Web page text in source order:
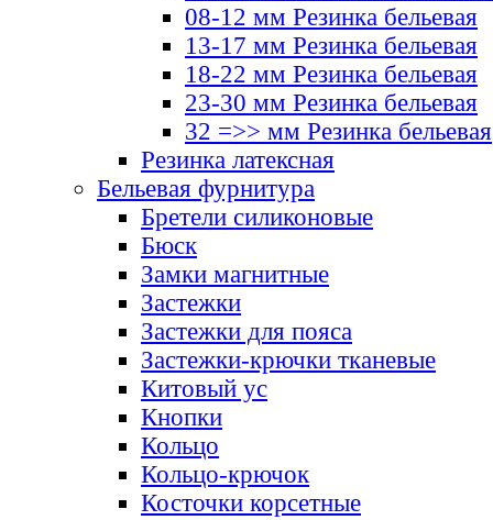
08-12 мм Резинка бельевая
13-17 мм Резинка бельевая
18-22 мм Резинка бельевая
23-30 мм Резинка бельевая
32 =>> мм Резинка бельевая
Резинка латексная
Бельевая фурнитура
Бретели силиконовые
Бюск
Замки магнитные
Застежки
Застежки для пояса
Застежки-крючки тканевые
Китовый ус
Кнопки
Кольцо
Кольцо-крючок
Косточки корсетные